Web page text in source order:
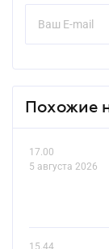
Похожие
17.00
5 августа 2026
15.44